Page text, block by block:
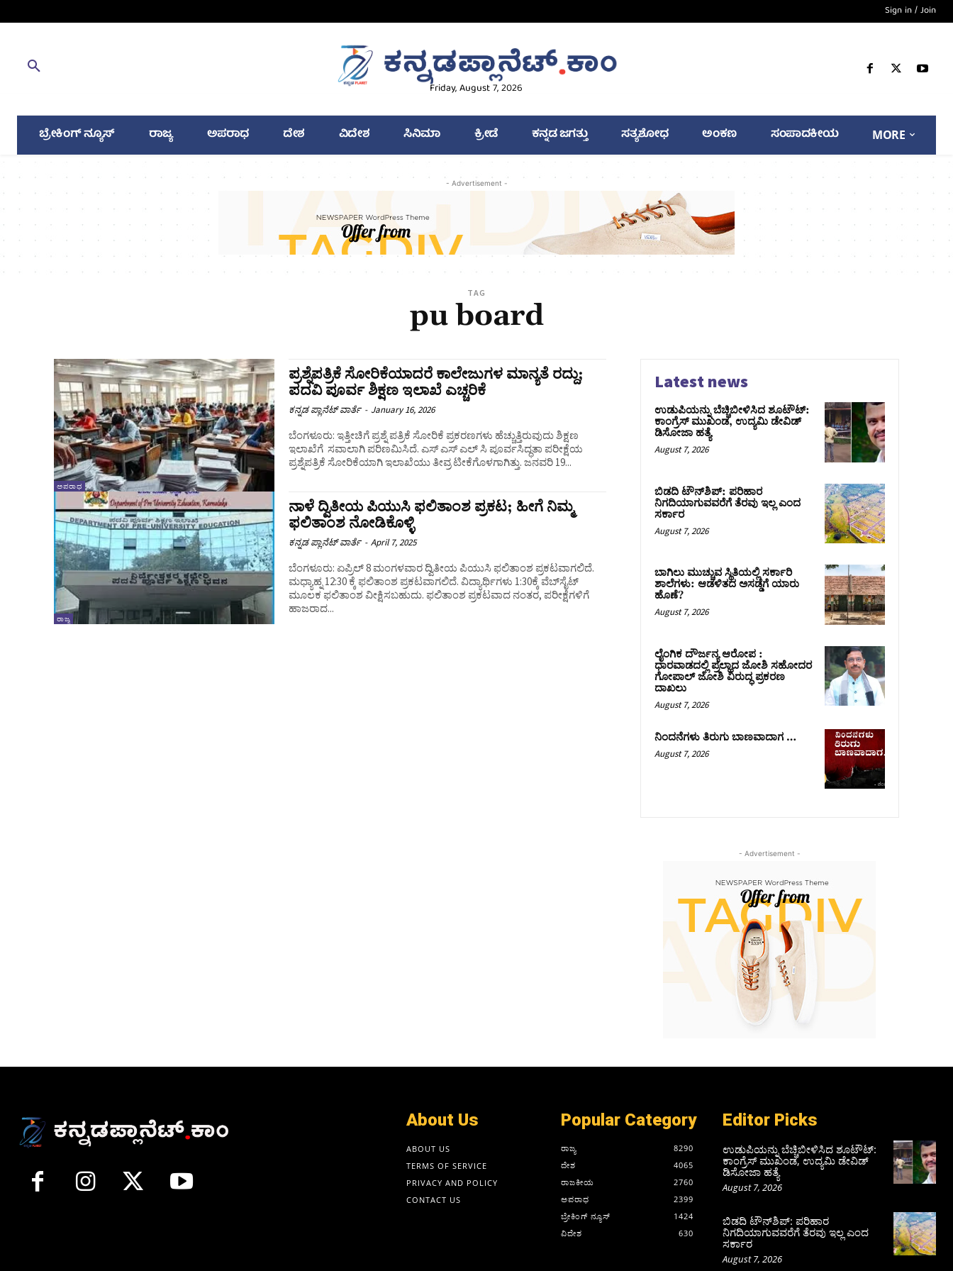
Sign in / Join
Friday, August 7, 2026
ಬ್ರೇಕಿಂಗ್ ನ್ಯೂಸ್ ರಾಜ್ಯ ಅಪರಾಧ ದೇಶ ವಿದೇಶ ಸಿನಿಮಾ ಕ್ರೀಡೆ ಕನ್ನಡ ಜಗತ್ತು ಸತ್ಯಶೋಧ ಅಂಕಣ ಸಂಪಾದಕೀಯ MORE
- Advertisement -
TAG
pu board
ಅಪರಾಧ
ಪ್ರಶ್ನೆಪತ್ರಿಕೆ ಸೋರಿಕೆಯಾದರೆ ಕಾಲೇಜುಗಳ ಮಾನ್ಯತೆ ರದ್ದು;
ಪದವಿ ಪೂರ್ವ ಶಿಕ್ಷಣ ಇಲಾಖೆ ಎಚ್ಚರಿಕೆ
ಕನ್ನಡ ಪ್ಲಾನೆಟ್ ವಾರ್ತೆ - January 16, 2026
ಬೆಂಗಳೂರು: ಇತ್ತೀಚಿಗೆ ಪ್ರಶ್ನೆ ಪತ್ರಿಕೆ ಸೋರಿಕೆ ಪ್ರಕರಣಗಳು ಹೆಚ್ಚುತ್ತಿರುವುದು ಶಿಕ್ಷಣ
ಇಲಾಖೆಗೆ ಸವಾಲಾಗಿ ಪರಿಣಮಿಸಿದೆ. ಎಸ್ ಎಸ್ ಎಲ್ ಸಿ ಪೂರ್ವಸಿದ್ಧತಾ ಪರೀಕ್ಷೆಯ
ಪ್ರಶ್ನೆಪತ್ರಿಕೆ ಸೋರಿಕೆಯಾಗಿ ಇಲಾಖೆಯು ತೀವ್ರ ಟೀಕೆಗೊಳಗಾಗಿತ್ತು. ಜನವರಿ 19...
ರಾಜ್ಯ
ನಾಳೆ ದ್ವಿತೀಯ ಪಿಯುಸಿ ಫಲಿತಾಂಶ ಪ್ರಕಟ; ಹೀಗೆ ನಿಮ್ಮ
ಫಲಿತಾಂಶ ನೋಡಿಕೊಳ್ಳಿ
ಕನ್ನಡ ಪ್ಲಾನೆಟ್ ವಾರ್ತೆ - April 7, 2025
ಬೆಂಗಳೂರು: ಏಪ್ರಿಲ್‌ 8 ಮಂಗಳವಾರ ದ್ವಿತೀಯ ಪಿಯುಸಿ ಫಲಿತಾಂಶ ಪ್ರಕಟವಾಗಲಿದೆ.
ಮಧ್ಯಾಹ್ನ 12:30 ಕ್ಕೆ ಫಲಿತಾಂಶ ಪ್ರಕಟವಾಗಲಿದೆ. ವಿದ್ಯಾರ್ಥಿಗಳು 1:30ಕ್ಕೆ ವೆಬ್‌ಸೈಟ್‌
ಮೂಲಕ ಫಲಿತಾಂಶ ವೀಕ್ಷಿಸಬಹುದು. ಫಲಿತಾಂಶ ಪ್ರಕಟವಾದ ನಂತರ, ಪರೀಕ್ಷೆಗಳಿಗೆ
ಹಾಜರಾದ...
Latest news
ಉಡುಪಿಯನ್ನು ಬೆಚ್ಚಿಬೀಳಿಸಿದ ಶೂಟೌಟ್‌:
ಕಾಂಗ್ರೆಸ್‌ ಮುಖಂಡ, ಉದ್ಯಮಿ ಡೇವಿಡ್
ಡಿಸೋಜಾ ಹತ್ಯೆ
August 7, 2026
ಬಿಡದಿ ಟೌನ್‌ಶಿಪ್‌: ಪರಿಹಾರ
ನಿಗದಿಯಾಗುವವರೆಗೆ ತೆರವು ಇಲ್ಲ ಎಂದ
ಸರ್ಕಾರ
August 7, 2026
ಬಾಗಿಲು ಮುಚ್ಚುವ ಸ್ಥಿತಿಯಲ್ಲಿ ಸರ್ಕಾರಿ
ಶಾಲೆಗಳು: ಆಡಳಿತದ ಅಸಡ್ಡೆಗೆ ಯಾರು
ಹೊಣೆ?
August 7, 2026
ಲೈಂಗಿಕ ದೌರ್ಜನ್ಯ ಆರೋಪ :
ಧಾರವಾಡದಲ್ಲಿ ಪ್ರಲ್ಹಾದ ಜೋಶಿ ಸಹೋದರ
ಗೋಪಾಲ್ ಜೋಶಿ ವಿರುದ್ಧ ಪ್ರಕರಣ
ದಾಖಲು
August 7, 2026
ನಿಂದನೆಗಳು ತಿರುಗು ಬಾಣವಾದಾಗ …
August 7, 2026
- Advertisement -
About Us
ABOUT US
TERMS OF SERVICE
PRIVACY AND POLICY
CONTACT US
Popular Category
ರಾಜ್ಯ
8290
ದೇಶ
4065
ರಾಜಕೀಯ
2760
ಅಪರಾಧ
2399
ಬ್ರೇಕಿಂಗ್ ನ್ಯೂಸ್
1424
ವಿದೇಶ
630
Editor Picks
ಉಡುಪಿಯನ್ನು ಬೆಚ್ಚಿಬೀಳಿಸಿದ ಶೂಟೌಟ್‌:
ಕಾಂಗ್ರೆಸ್‌ ಮುಖಂಡ, ಉದ್ಯಮಿ ಡೇವಿಡ್
ಡಿಸೋಜಾ ಹತ್ಯೆ
August 7, 2026
ಬಿಡದಿ ಟೌನ್‌ಶಿಪ್‌: ಪರಿಹಾರ
ನಿಗದಿಯಾಗುವವರೆಗೆ ತೆರವು ಇಲ್ಲ ಎಂದ
ಸರ್ಕಾರ
August 7, 2026